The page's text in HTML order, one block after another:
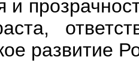
и
развитие